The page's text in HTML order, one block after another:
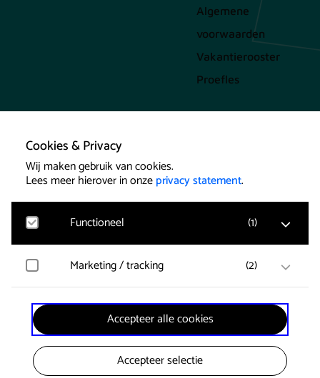
Cookies & Privacy
Wij maken gebruik van cookies.
Lees meer hierover in onzeprivacy statement.
Functioneel (1)
Google Analytics
wordt gemeten en gebruikersgegevens worden
anoniem verzameld.
Marketing / tracking (2)
Vimeo
Gegevens over de bezoeken van de gebruiker worden
verzameld zoals welke pagina’s zijn gelezen.
Accepteer alle cookies
Accepteer selectie
Algemene
voorwaarden
Vakantierooster
Proefles
Cookies
Designed by